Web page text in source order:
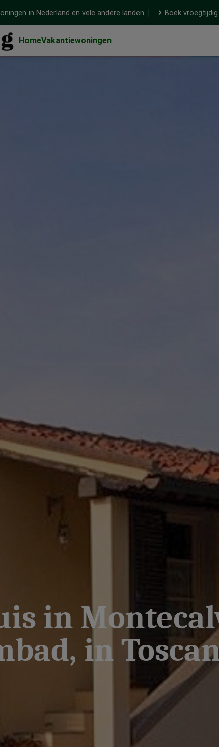
in Nederland en vele andere landen Boek
HomeVakantiewoningen
in
in